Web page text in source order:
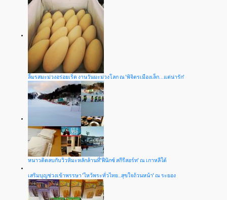
ลิ้มรสมะม่วงอร่อยเริ่ด งานวันมะม่วงโลก ณ 'พิจิตรเมืองเล็ก...แต่น่ารัก'
หนาวติดลบกับวิวหิมะหลักล้านที่'ฟีนิกซ์ สกีรีสอร์ท' ณ เกาหลีใต้
เสริมบุญช่วงเข้าพรรษา 'ไหว้พระทั่วไทย…สุขใจถ้วนหน้า' ณ ระยอง